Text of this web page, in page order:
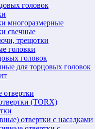
головок
многоразмерные
свечные
трещотки
головки
головок
для торцовых головок
отвертки
(TORX)
отвертки с насадками